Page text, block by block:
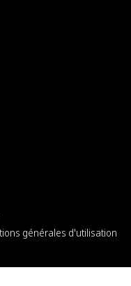
générales d'utilisation